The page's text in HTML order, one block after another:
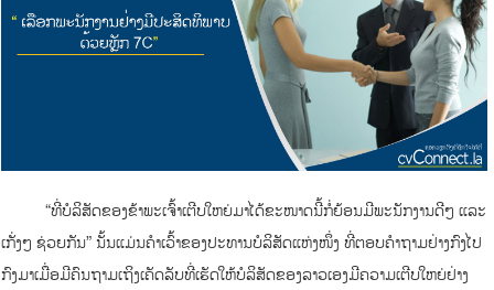
“ທີ່ບໍລິສັດຂອງຂ້າພະເຈົ້າເຕີບໃຫຍ່ມາໄດ້ຂະໜາດນີ້ກໍ່ຍ້ອນມີພະນັກງານດີໆ ແລະ
ເກັ່ງໆ ຊ່ວຍກັນ” ນັ້ນແມ່ນຄໍາເວົ້າຂອງປະທານບໍລິສັດແຫ່ງໜຶ່ງ ທີ່ຕອບຄໍາຖາມຢ່າງກົງໄປ
ກົງມາເມື່ອມີຄົນຖາມເຖິງເຄັດລັບທີ່ເຮັດໃຫ້ບໍລິສັດຂອງລາວເອງມີຄວາມເຕີບໃຫຍ່ຢ່າງ